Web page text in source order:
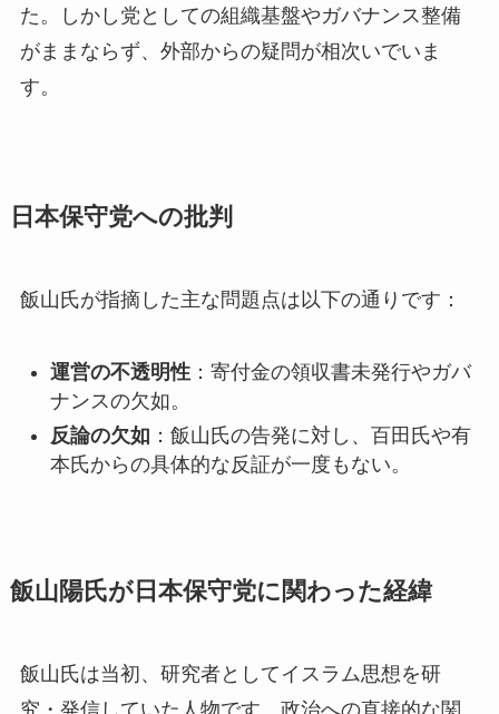
た。しかし党としての組織基盤やガバナンス整備
がままならず、外部からの疑問が相次いでいま
す。
日本保守党への批判
飯山氏が指摘した主な問題点は以下の通りです：
運営の不透明性：寄付金の領収書未発行やガバ
ナンスの欠如。
反論の欠如 ：飯山氏の告発に対し、百田氏や有
本氏からの具体的な反証が一度もない。
飯山陽氏が日本保守党に関わった経緯
飯山氏は当初、研究者としてイスラム思想を研
究・発信していた人物です。政治への直接的な関